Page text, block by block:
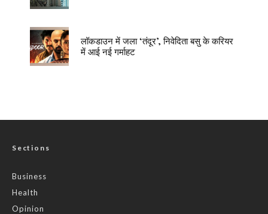
लॉकडाउन में जला ‘तंदूर’, निवेदिता बसु के करियर
में आई नई गर्माहट
Sections
Business
Health
Opinion